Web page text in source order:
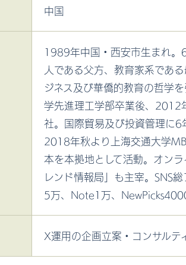
中国
1989年中国・西安市生まれ。
人である父方、教育家系であ
ジネス及び華僑的教育の哲学
学先進理工学部卒業後、2012
社。国際貿易及び投資管理に6
2018年秋より上海交通大学
本を本拠地として活動。オン
レンド情報局」も主宰。SNS
5万、Note1万、
X運用の企画立案・コンサルテ